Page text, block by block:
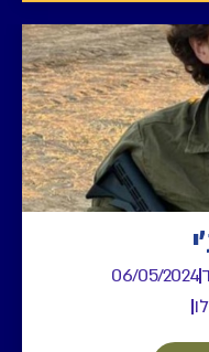
06/05/2024